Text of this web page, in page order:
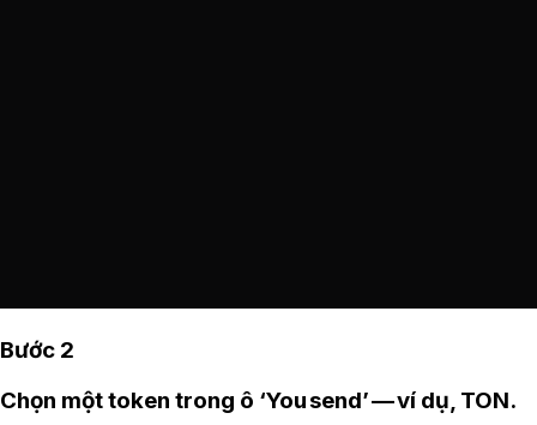
Bước 2
Chọn một token trong ô ‘You send’ — ví dụ, TON.